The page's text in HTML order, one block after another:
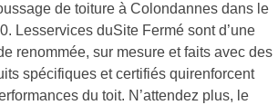
de toiture à Colondannes dans le
Lesservices duSite Fermé sont d’une
renommée, sur mesure et faits avec des
spécifiques et certifiés quirenforcent
du toit. N’attendez plus, le